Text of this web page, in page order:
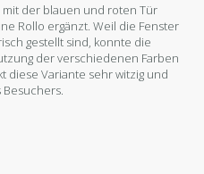
der blauen und roten Tür
Rollo ergänzt. Weil die Fenster
gestellt sind, konnte die
der verschiedenen Farben
diese Variante sehr witzig und